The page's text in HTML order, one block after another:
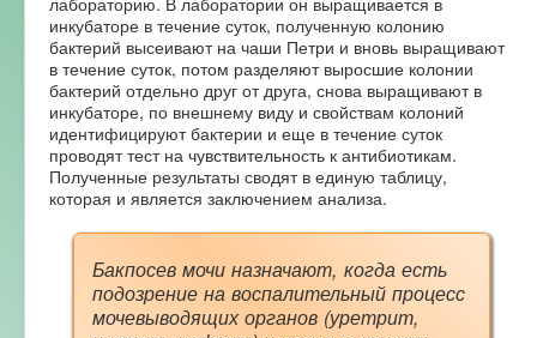
инкубаторе в течение суток, полученную колонию
бактерий высеивают на чаши Петри и вновь выращивают
в течение суток, потом разделяют выросшие колонии
бактерий отдельно друг от друга, снова выращивают в
инкубаторе, по внешнему виду и свойствам колоний
идентифицируют бактерии и еще в течение суток
проводят тест на чувствительность к антибиотикам.
Полученные результаты сводят в единую таблицу,
которая и является заключением анализа.
Бакпосев мочи назначают, когда есть
подозрение на воспалительный процесс
мочевыводящих органов (уретрит,